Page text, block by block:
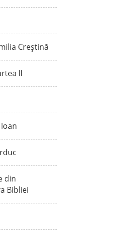
Creștină
II
din
Bibliei